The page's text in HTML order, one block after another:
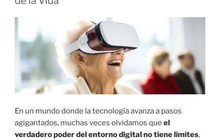
C
En un mundo donde la tecnología avanza a pasos
agigantados, muchas veces olvidamos que el
verdadero poder del entorno digital no tiene límites,